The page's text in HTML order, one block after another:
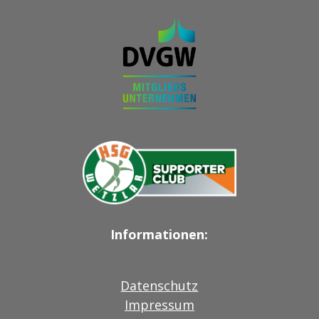
Informationen:
Datenschutz
Impressum